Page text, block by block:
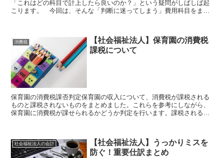
「これはどの科目で計上したら良いのか？」という疑問がしばしば起
こります。 今回は、そんな「判断に迷ってしまう」費用科目をまと
消費税
【社会福祉法人】保育園の消費税
課税について
保育園の消費税課否判定保育園の収入について、消費税が課税される
ものと課税されないものをまとめました。これらを参考にしながら、
保育園に消費税が課せられるかどうか判定を行います。課税される売
社会福祉法人の会計
【社会福祉法人】うっかりミスを
防ぐ！重要仕訳まとめ